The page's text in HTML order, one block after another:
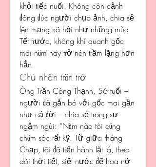
khỏi tiếc nuối. Không còn cảnh
đông đúc người chụp ảnh, chia sẻ
lên mạng xã hội như những mùa
Tết trước, không khí quanh gốc
mai năm nay trở nên trầm lặng hơn
hẳn.
Chủ nhân trăn trở
Ông Trần Công Thạnh, 56 tuổi –
người đã gắn bó với gốc mai gần
như cả đời – chia sẻ trong sự
ngậm ngùi: “Năm nào tôi cũng
chăm sóc rất kỹ. Từ giữa tháng
Chạp, tôi đã tiến hành lặt lá, theo
dõi thời tiết, siết nước để hoa nở